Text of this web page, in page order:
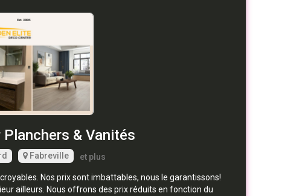
& Vanités
Fabreville et plus
Nos prix sont imbattables, nous le garantissons!
ailleurs. Nous offrons des prix réduits en fonction du